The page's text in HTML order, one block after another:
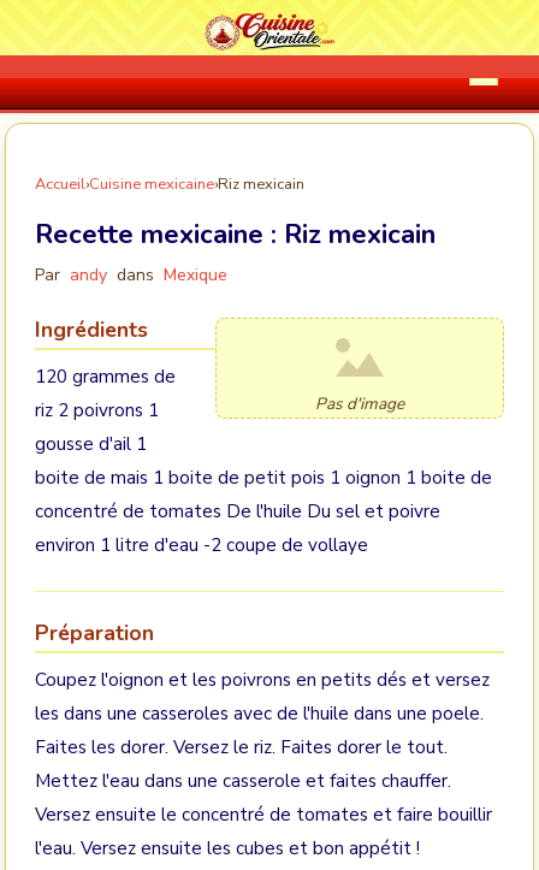
Accueil›Cuisine mexicaine›Riz mexicain
Recette mexicaine : Riz mexicain
Par andy dans Mexique
Pas d'image
Ingrédients
120 grammes de
riz 2 poivrons 1
gousse d'ail 1
boite de mais 1 boite de petit pois 1 oignon 1 boite de
concentré de tomates De l'huile Du sel et poivre
environ 1 litre d'eau -2 coupe de vollaye
Préparation
Coupez l'oignon et les poivrons en petits dés et versez
les dans une casseroles avec de l'huile dans une poele.
Faites les dorer. Versez le riz. Faites dorer le tout.
Mettez l'eau dans une casserole et faites chauffer.
Versez ensuite le concentré de tomates et faire bouillir
l'eau. Versez ensuite les cubes et bon appétit !